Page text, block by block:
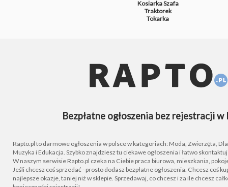
KosiarkaSzafa
Traktorek
Tokarka
Bezpłatne ogłoszenia bez rejestracji w
Rapto.pl to darmowe ogłoszenia w polsce w kategoriach: Moda, Zwierzęta, Dla
Muzyka i Edukacja. Szybko znajdziesz tu ciekawe ogłoszenia i łatwo
W naszym serwisie Rapto.pl czeka na Ciebie praca biurowa, mieszkania,
Jeśli chcesz coś sprzedać - prosto dodasz bezpłatne ogłoszenia. Chcesz coś
najlepsze okazje, taniej niż w sklepie. Sprzedawaj, co chcesz i za ile chcesz